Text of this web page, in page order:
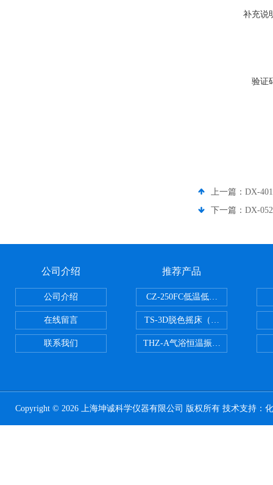
补充说
验证
上一篇： DX-
下一篇： DX-
公司介绍
公司介绍
在线留言
联系我们
推荐产品
CZ-250FC低温低湿种子储藏柜
TS-3D脱色摇床（三维运动）
THZ-A气浴恒温振荡器
Copyright © 2026 上海坤诚科学仪器有限公司 版权所有 技术支持：